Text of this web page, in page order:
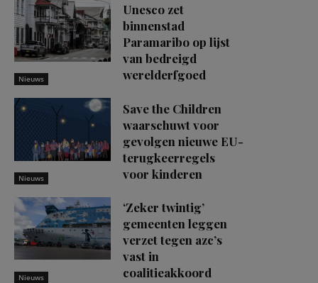
Nieuws
Unesco zet
binnenstad
Paramaribo op lijst
van bedreigd
werelderfgoed
Nieuws
Save the Children
waarschuwt voor
gevolgen nieuwe EU-
terugkeerregels
voor kinderen
Nieuws
‘Zeker twintig’
gemeenten leggen
verzet tegen azc’s
vast in
coalitieakkoord